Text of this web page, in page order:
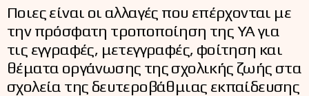
Ποιες είναι οι αλλαγές που επέρχονται με
την πρόσφατη τροποποίηση της ΥΑ για
τις εγγραφές, μετεγγραφές, φοίτηση και
θέματα οργάνωσης της σχολικής ζωής στα
σχολεία της δευτεροβάθμιας εκπαίδευσης